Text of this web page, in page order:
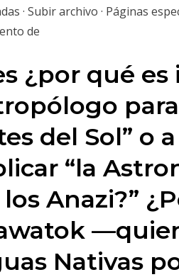
· Subir archivo · Páginas
de
¿por qué
del Sol” o
“la
los Anazi?”
Nativas